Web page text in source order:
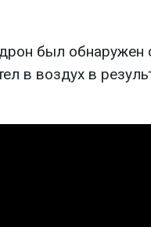
был обнаружен
в воздух в